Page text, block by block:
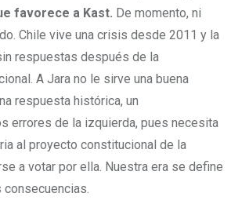
favorece a Kast. De momento, ni
Chile vive una crisis desde 2011 y la
respuestas después de la
A Jara no le sirve una buena
respuesta histórica, un
errores de la izquierda, pues necesita
al proyecto constitucional de la
a votar por ella. Nuestra era se define